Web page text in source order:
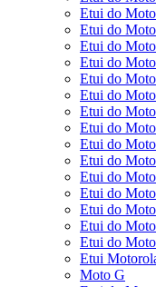
Etui do
Etui do
Etui do
Etui do
Etui do
Etui do
Etui do
Etui do
Etui do
Etui do
Etui do
Etui do
Etui do
Etui do
Etui do
Etui
Moto G